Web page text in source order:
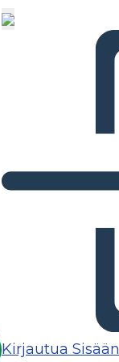
Kirjautua Sisään